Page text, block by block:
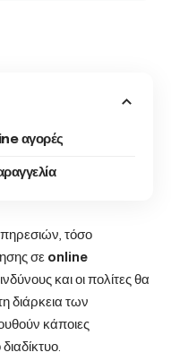
αγορές
τόσο
σε online
και οι πολίτες θα
διάρκεια των
κάποιες